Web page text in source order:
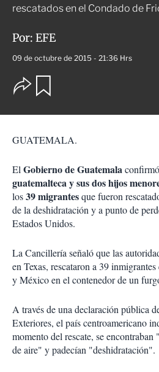
rescatados en el Condado de
Por: EFE
09 de octubre de 2015 - 21:36 Hrs
O
p
i
n
d
e
c
o
m
r
t
i
r
a
r
GUATEMALA.
El Gobierno de Guatemala
guatemalteca y sus dos hijos
los39 migrantesque fueron
de la deshidratación y a punto de
Estados Unidos.
La Cancillería señaló que las
en Texas, rescataron a 39
y México en el contenedor de un
A través de una declaración pública
Exteriores, el país centroamericano
momento del rescate, se
de aire" y padecían "deshidratación".